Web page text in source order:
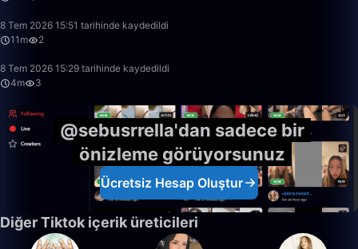
8 Tem 2026 15:51 tarihinde kaydedildi
11m
2
8 Tem 2026 15:29 tarihinde kaydedildi
4m
3
@sebusrrella'dan sadece bir
önizleme görüyorsunuz
Ücretsiz Hesap Oluştur
Diğer Tiktok içerik üreticileri